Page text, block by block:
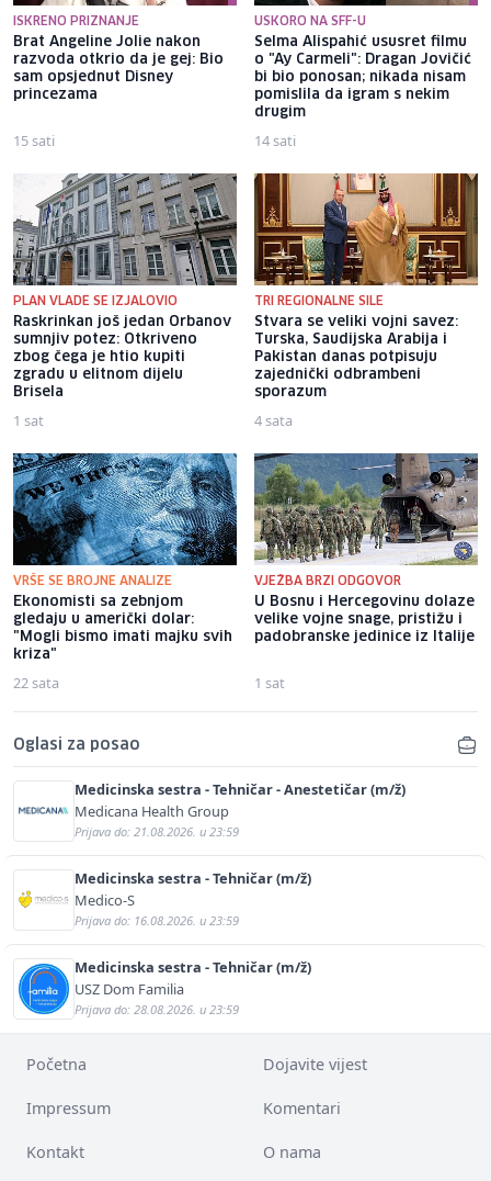
ISKRENO PRIZNANJE
Brat Angeline Jolie nakon
razvoda otkrio da je gej: Bio
sam opsjednut Disney
princezama
15 sati
USKORO NA SFF-U
Selma Alispahić ususret filmu
o "Ay Carmeli": Dragan Jovičić
bi bio ponosan; nikada nisam
pomislila da igram s nekim
drugim
14 sati
PLAN VLADE SE IZJALOVIO
Raskrinkan još jedan Orbanov
sumnjiv potez: Otkriveno
zbog čega je htio kupiti
zgradu u elitnom dijelu
Brisela
1 sat
TRI REGIONALNE SILE
Stvara se veliki vojni savez:
Turska, Saudijska Arabija i
Pakistan danas potpisuju
zajednički odbrambeni
sporazum
4 sata
VRŠE SE BROJNE ANALIZE
Ekonomisti sa zebnjom
gledaju u američki dolar:
"Mogli bismo imati majku svih
kriza"
22 sata
VJEŽBA BRZI ODGOVOR
U Bosnu i Hercegovinu dolaze
velike vojne snage, pristižu i
padobranske jedinice iz Italije
1 sat
Oglasi za posao
Medicinska sestra - Tehničar - Anestetičar (m/ž)
Medicana Health Group
Prijava do: 21.08.2026. u 23:59
Medicinska sestra - Tehničar (m/ž)
Medico-S
Prijava do: 16.08.2026. u 23:59
Medicinska sestra - Tehničar (m/ž)
USZ Dom Familia
Prijava do: 28.08.2026. u 23:59
Početna Dojavite vijest
Impressum Komentari
Kontakt O nama